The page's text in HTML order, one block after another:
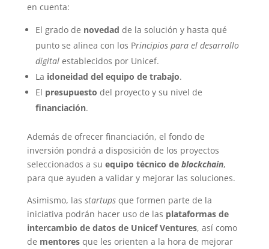
en cuenta:
El grado de novedad de la solución y hasta qué
punto se alinea con los Principios para el desarrollo
digitalestablecidos por Unicef.
La idoneidad del equipo de trabajo.
El presupuesto del proyecto y su nivel de
financiación.
Además de ofrecer financiación, el fondo de
inversión pondrá a disposición de los proyectos
seleccionados a su equipo técnico deblockchain,
para que ayuden a validar y mejorar las soluciones.
Asimismo, las startupsque formen parte de la
iniciativa podrán hacer uso de las plataformas de
intercambio de datos de Unicef Ventures, así como
de mentoresque les orienten a la hora de mejorar